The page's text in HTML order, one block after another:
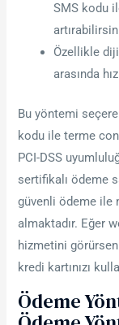
SMS kodu
Özellikle
arasında
Bu yöntemi
kodu ile terme
PCI-DSS
sertifikalı ödeme
güvenli ödeme ile
almaktadır. Eğer
hizmetini
kredi kartınızı
Ödeme